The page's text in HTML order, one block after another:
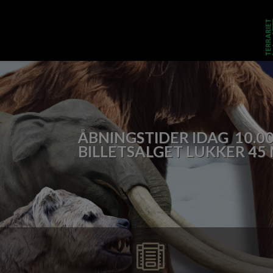
ÅBNINGSTIDER IDAG
BILLETSALGET LUKKER
